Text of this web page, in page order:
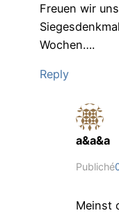
Freuen wir
Wochen….
Reply
a&a&a
Publiché
Meinst